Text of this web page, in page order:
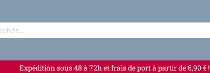
Expédition sous 48 à 72h et frais de port à partir de 6,90 € !